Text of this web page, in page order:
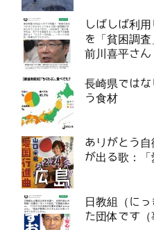
しばしば利
を「貧困調
前川喜平さん
長崎県では
う食材
ありがとう
が出る歌：「
日教組（に
た団体です（